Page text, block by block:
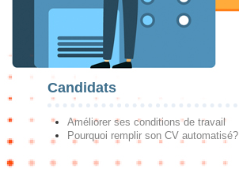
Candidats
Améliorer ses conditions de travail
Pourquoi remplir son CV automatisé?